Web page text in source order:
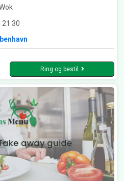
21:30
Ring og bestil